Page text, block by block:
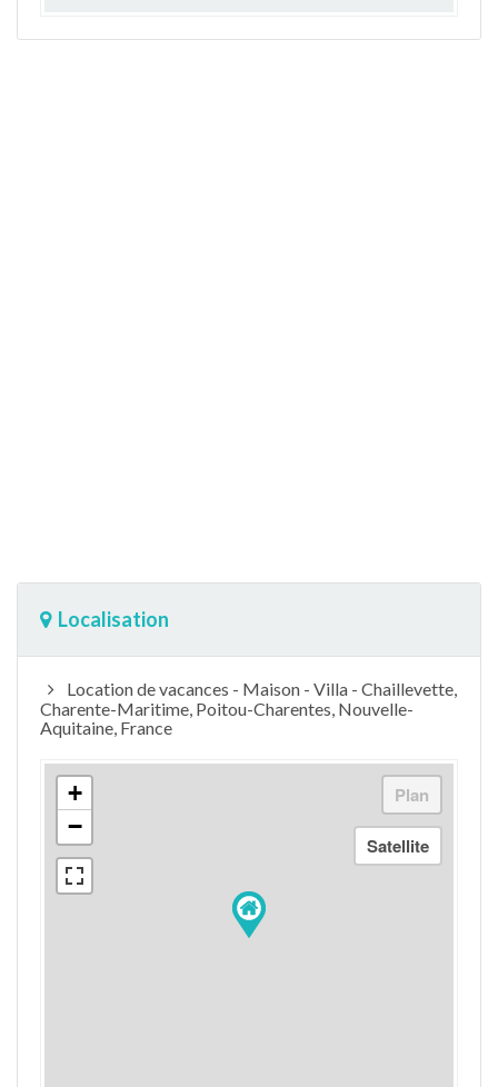
Localisation
Location de vacances - Maison - Villa - Chaillevette,
Charente-Maritime, Poitou-Charentes, Nouvelle-
Aquitaine, France
+
−